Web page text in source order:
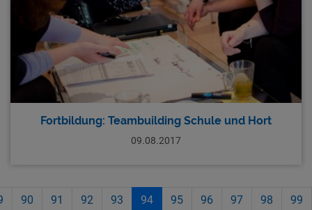
Fortbildung: Teambuilding Schule und Hort
09.08.2017
90 91 92 93 94 95 96 97 98 99